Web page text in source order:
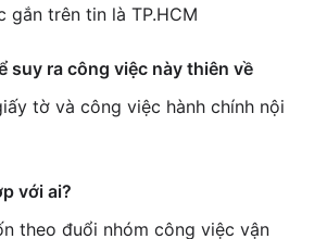
gắn trên tin là TP.HCM
suy ra công việc này thiên về
tờ và công việc hành chính nội
với ai?
theo đuổi nhóm công việc vận